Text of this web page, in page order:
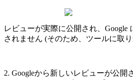
レビューが実際に公開され、Google
されません (そのため、ツールに取
2. Googleから新しいレビューが公開